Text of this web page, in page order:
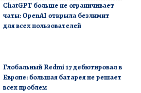
ChatGPT больше не ограничивает
чаты: OpenAI открыла безлимит
для всех пользователей
Глобальный Redmi 17 дебютировал в
Европе: большая батарея не решает
всех проблем